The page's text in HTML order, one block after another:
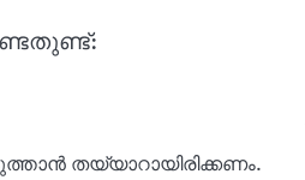
തയ്യാറായിരിക്കണം.